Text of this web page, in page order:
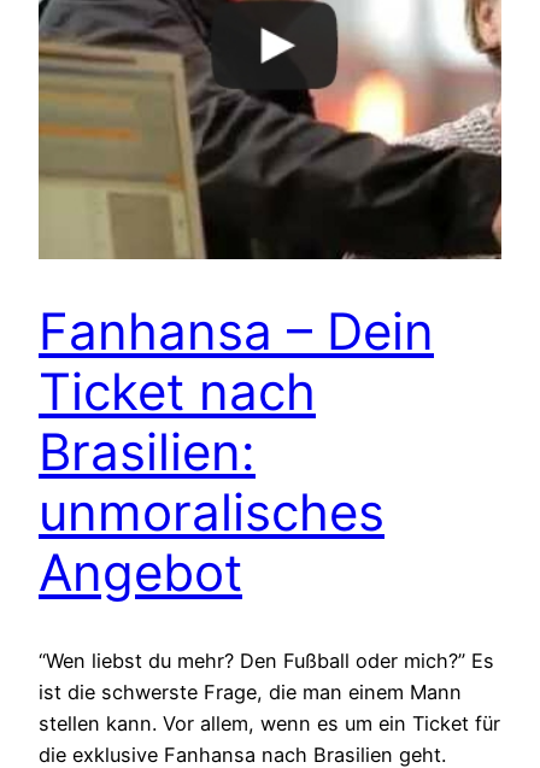
Fanhansa – Dein
Ticket nach
Brasilien:
unmoralisches
Angebot
“Wen liebst du mehr? Den Fußball oder mich?” Es
ist die schwerste Frage, die man einem Mann
stellen kann. Vor allem, wenn es um ein Ticket für
die exklusive Fanhansa nach Brasilien geht.